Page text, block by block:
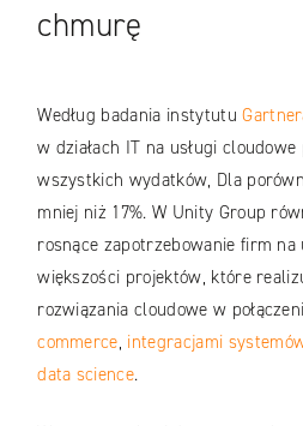
chmurę
Według badania instytutu
w działach IT na usługi
wszystkich wydatków, Dla
mniej niż 17%. W Unity Group
rosnące zapotrzebowanie firm na
większości projektów, które
rozwiązania cloudowe w
commerce, integracjami
data science.